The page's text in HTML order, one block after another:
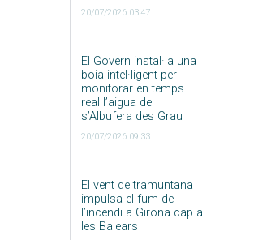
20/07/2026 03:47
El Govern instal·la una
boia intel·ligent per
monitorar en temps
real l’aigua de
s’Albufera des Grau
20/07/2026 09:33
El vent de tramuntana
impulsa el fum de
l’incendi a Girona cap a
les Balears